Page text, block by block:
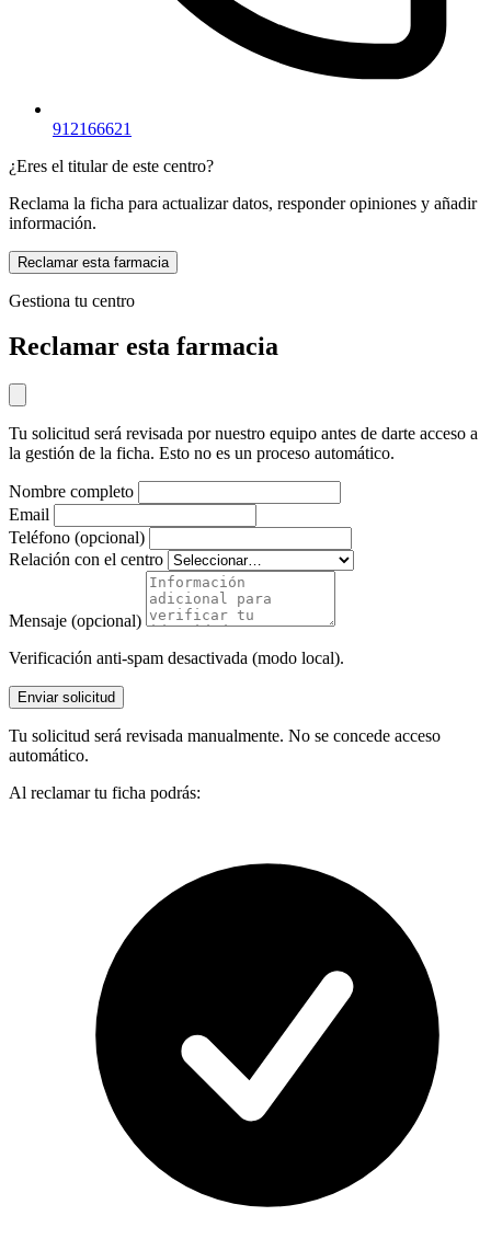
912166621
¿Eres el titular de este centro?
Reclama la ficha para actualizar datos, responder opiniones y añadir
información.
Reclamar esta farmacia
Gestiona tu centro
Reclamar esta farmacia
Tu solicitud será revisada por nuestro equipo antes de darte acceso a
la gestión de la ficha. Esto no es un proceso automático.
Nombre completo
Email
Teléfono (opcional)
Relación con el centro
Mensaje (opcional)
Verificación anti-spam desactivada (modo local).
Enviar solicitud
Tu solicitud será revisada manualmente. No se concede acceso
automático.
Al reclamar tu ficha podrás: